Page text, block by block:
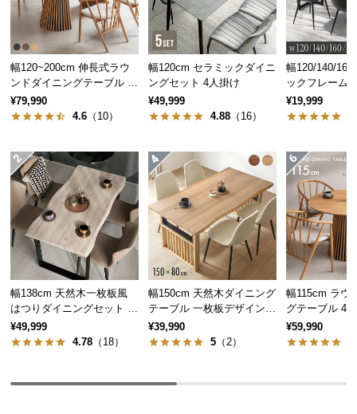
人
気
ア
テ
ム
キ
ン
商
品
幅120~200cm 伸長式ラウ
ンドダイニングテーブル 6
人掛け 天然木突板 美しい
格子デザイン
¥79,990
4.6 （10）
幅138cm 天然木一枚板風
はつりダイニングセット リ
アル木目調 4人掛け チェア
4脚セット
¥49,999
4.78 （18）
幅120cm セラミックダイニ
ングセット 4人掛け
¥49,999
4.88（16）
幅150cm 天然木ダイニング
テーブル 一枚板デザイン 4
人掛け
¥39,990
5（2）
幅120/140/
ックフレーム
大理石調 4人
¥19,999
幅115cm ラウ
グテーブル 4
突板 美しい格
¥59,990